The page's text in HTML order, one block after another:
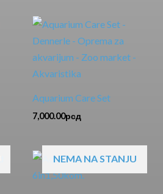
Aquarium Care Set
7,000.00рсд
NEMA NA STANJU